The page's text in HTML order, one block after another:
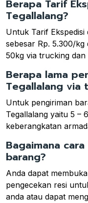
Berapa Tarif
Tegallalang?
Untuk Tarif
sebesar Rp. 5.300/kg
50kg via trucking dan
Berapa lama
Tegallalang via
Untuk pengiriman
Tegallalang yaitu 5 –
keberangkatan
Bagaimana
barang?
Anda dapat
pengecekan resi
anda atau dapat